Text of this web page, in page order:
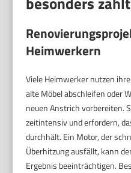
Heimwerkern
Viele Heimwerker nutzen
alte Möbel abschleifen oder
neuen Anstrich vorbereiten.
zeitintensiv und erfordern,
durchhält. Ein Motor, der
Überhitzung ausfällt, kann
Ergebnis beeinträchtigen.